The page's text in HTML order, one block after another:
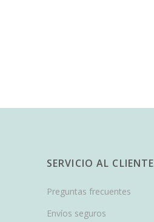
SERVICIO AL CLIENTE
Preguntas frecuentes
Envíos seguros